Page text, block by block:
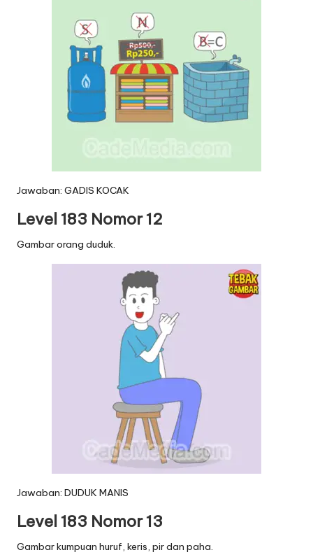
Jawaban: GADIS KOCAK
Level 183 Nomor 12
Gambar orang duduk.
Jawaban: DUDUK MANIS
Level 183 Nomor 13
Gambar kumpuan huruf, keris, pir dan paha.